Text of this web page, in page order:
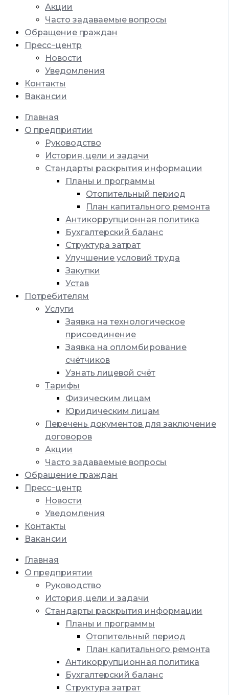
Акции
Часто задаваемые вопросы
Обращение граждан
Пресс−центр
Новости
Уведомления
Контакты
Вакансии
Главная
О предприятии
Руководство
История, цели и задачи
Стандарты раскрытия информации
Планы и программы
Отопительный период
План капитального ремонта
Антикоррупционная политика
Бухгалтерский баланс
Структура затрат
Улучшение условий труда
Закупки
Устав
Потребителям
Услуги
Заявка на технологическое
присоединение
Заявка на опломбирование
счётчиков
Узнать лицевой счёт
Тарифы
Физическим лицам
Юридическим лицам
Перечень документов для заключение
договоров
Акции
Часто задаваемые вопросы
Обращение граждан
Пресс−центр
Новости
Уведомления
Контакты
Вакансии
Главная
О предприятии
Руководство
История, цели и задачи
Стандарты раскрытия информации
Планы и программы
Отопительный период
План капитального ремонта
Антикоррупционная политика
Бухгалтерский баланс
Структура затрат